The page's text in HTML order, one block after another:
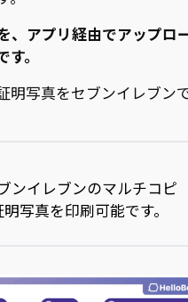
、アプリ経由でアップロ
。
明写真をセブンイレブン
ンイレブンのマルチコピ
写真を印刷可能です。